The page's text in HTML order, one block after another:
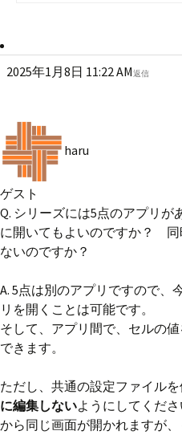
2025年1月8日 11:22 AM返信
haru
ゲスト
Q. シリーズには5点のアプリ
に開いてもよいのですか？ 同
ないのですか？
A. 5点は別のアプリですので、
リを開くことは可能です。
そして、アプリ間で、セルの
できます。
ただし、共通の設定ファイル
に編集しないようにしてくだ
から同じ画面が開かれますが